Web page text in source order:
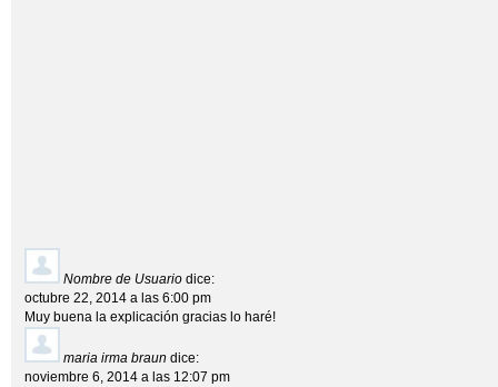
Nombre de Usuario dice:
octubre 22, 2014 a las 6:00 pm
Muy buena la explicación gracias lo haré!
maria irma braun dice:
noviembre 6, 2014 a las 12:07 pm